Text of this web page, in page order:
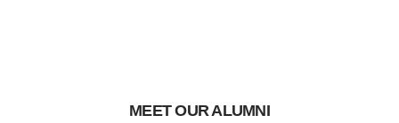
MEET OUR ALUMNI